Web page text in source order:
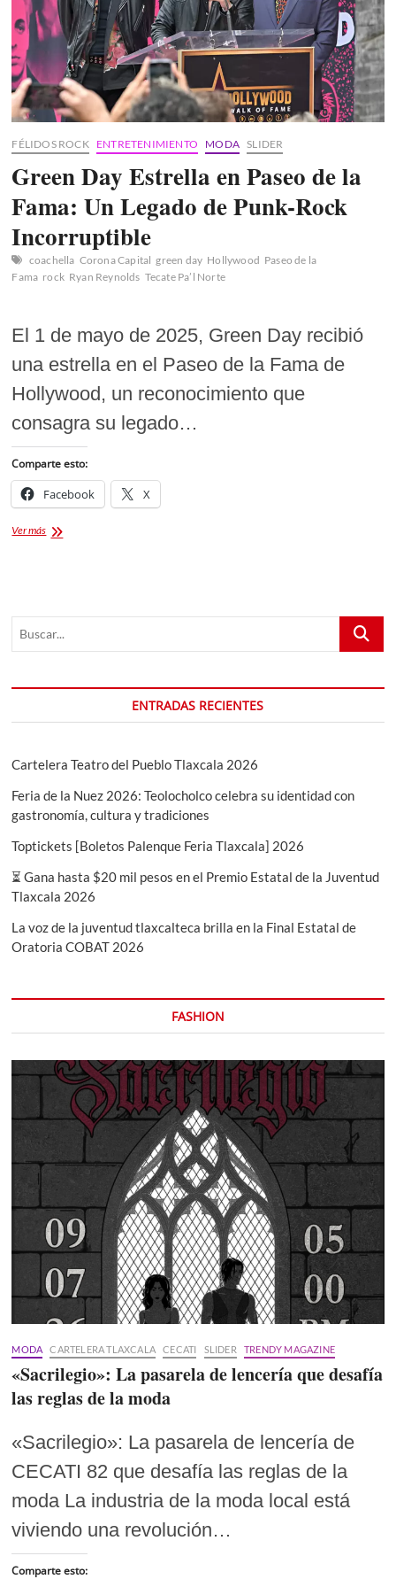
FÉLIDOS ROCK ENTRETENIMIENTO MODA SLIDER
Green Day Estrella en Paseo de la
Fama: Un Legado de Punk-Rock
Incorruptible
coachella Corona Capital green day Hollywood Paseo de la
Fama rock Ryan Reynolds Tecate Pa’l Norte
El 1 de mayo de 2025, Green Day recibió
una estrella en el Paseo de la Fama de
Hollywood, un reconocimiento que
consagra su legado…
Comparte esto:
Facebook X
Ver másGreen
Fama:
Un
de
Rock
Buscar...
ENTRADAS RECIENTES
Cartelera Teatro del Pueblo Tlaxcala 2026
Feria de la Nuez 2026: Teolocholco celebra su identidad con
gastronomía, cultura y tradiciones
Toptickets [Boletos Palenque Feria Tlaxcala] 2026
⏳ Gana hasta $20 mil pesos en el Premio Estatal de la Juventud
Tlaxcala 2026
La voz de la juventud tlaxcalteca brilla en la Final Estatal de
Oratoria COBAT 2026
FASHION
MODA CARTELERA TLAXCALA CECATI SLIDER TRENDY MAGAZINE
«Sacrilegio»: La pasarela de lencería que desafía
las reglas de la moda
«Sacrilegio»: La pasarela de lencería de
CECATI 82 que desafía las reglas de la
moda La industria de la moda local está
viviendo una revolución…
Comparte esto: